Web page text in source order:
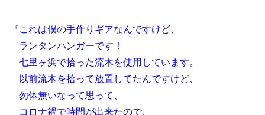
『これは僕の手作りギアなんですけど、
ランタンハンガーです！
七里ヶ浜で拾った流木を使用しています。
以前流木を拾って放置してたんですけど、
勿体無いなって思って、
コロナ禍で時間が出来たので、